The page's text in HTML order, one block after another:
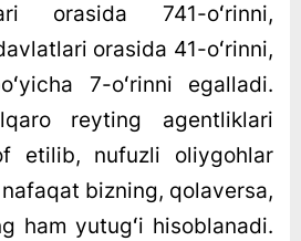
orasida 741-oʻrinni,
orasida 41-oʻrinni,
7-oʻrinni egalladi.
reyting agentliklari
etilib, nufuzli oliygohlar
bizning, qolaversa,
ham yutugʻi hisoblanadi.